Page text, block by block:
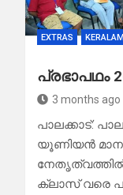
EXTRAS KERALAM
പ്രഭാപഥം
3 months ago
പാലക്കാട്:
യൂണിയൻ മാനവ
നേതൃത്വത്തിൽ
ക്ലാസ് വരെ